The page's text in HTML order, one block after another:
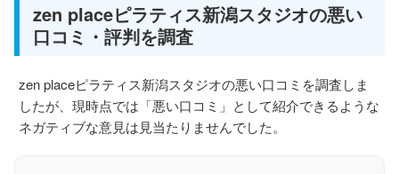
zen placeピラティス新潟スタジオの悪い
口コミ・評判を調査
zen placeピラティス新潟スタジオの悪い口コミを調査しま
したが、現時点では「悪い口コミ」として紹介できるような
ネガティブな意見は見当たりませんでした。